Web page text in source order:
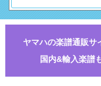
ヤマハの楽譜通販サ
国内&輸入楽譜